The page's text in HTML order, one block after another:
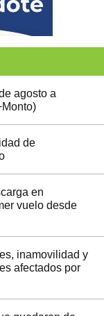
agosto a
de
en
vuelo desde
inamovilidad y
afectados por